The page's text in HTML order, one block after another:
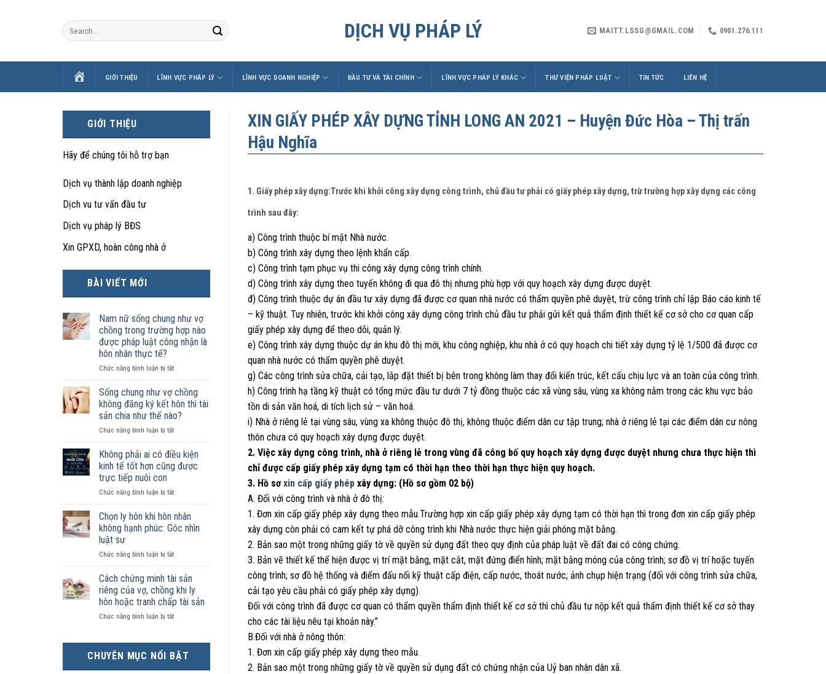
DỊCH VỤ PHÁP LÝ MAITT.LSSG@GMAIL.COM 0901.276.111
TRANGGIỚI THIỆU LĨNH VỰC PHÁP LÝ LĨNH VỰC DOANH NGHIỆP ĐẦU TƯ VÀ TÀI CHÍNH LĨNH VỰC PHÁP LÝ KHÁC THƯ VIỆN PHÁP LUẬT TIN TỨC LIÊN HỆ
GIỚI THIỆU
Hãy để chúng tôi hỗ trợ bạn
Dịch vụ thành lập doanh nghiệp
Dịch vu tư vấn đầu tư
Dịch vụ pháp lý BĐS
Xin GPXD, hoàn công nhà ở
BÀI VIẾT MỚI
Nam nữ sống chung như vợ
chồng trong trường hợp nào
được pháp luật công nhận là
hôn nhân thực tế?
Chức năng bình luận bị tắtở
nữ
sống
chung
như
vợ
trong
trường
hợp
được
luật
công
hôn
thực
tế?
Sống chung như vợ chồng
không đăng ký kết hôn thì tài
sản chia như thế nào?
Chức năng bình luận bị tắtở
chung
như
vợ
không
ký
kết
hôn
tài
chia
như
nào?
Không phải ai có điều kiện
kinh tế tốt hơn cũng được
trực tiếp nuôi con
Chức năng bình luận bị tắtở
phải
ai
có
kiện
tế
tốt
hơn
cũng
được
con
Chọn ly hôn khi hôn nhân
không hạnh phúc: Góc nhìn
luật sư
Chức năng bình luận bị tắtở
ly
hôn
khi
hôn
nhân
Góc
nhìn
Cách chứng minh tài sản
riêng của vợ, chồng khi ly
hôn hoặc tranh chấp tài sản
Chức năng bình luận bị tắtở
tài
CHUYÊN MỤC NỔI BẬT
XIN GIẤY PHÉP XÂY DỰNG TỈNH LONG AN 2021 – Huyện Đức Hòa – Thị trấn
Hậu Nghĩa
1. Giấy phép xây dựng:Trước khi khởi công xây dựng công trình, chủ đầu tư phải có giấy phép xây dựng, trừ trường hợp xây dựng các công
trình sau đây:
a) Công trình thuộc bí mật Nhà nước.
b) Công trình xây dựng theo lệnh khẩn cấp.
c) Công trình tạm phục vụ thi công xây dựng công trình chính.
d) Công trình xây dựng theo tuyến không đi qua đô thị nhưng phù hợp với quy hoạch xây dựng được duyệt.
đ) Công trình thuộc dự án đầu tư xây dựng đã được cơ quan nhà nước có thẩm quyền phê duyệt, trừ công trình chỉ lập Báo cáo kinh tế
– kỹ thuật. Tuy nhiên, trước khi khởi công xây dựng công trình chủ đầu tư phải gửi kết quả thẩm định thiết kế cơ sở cho cơ quan cấp
giấy phép xây dựng để theo dõi, quản lý.
e) Công trình xây dựng thuộc dự án khu đô thị mới, khu công nghiệp, khu nhà ở có quy hoạch chi tiết xây dựng tỷ lệ 1/500 đã được cơ
quan nhà nước có thẩm quyền phê duyệt.
g) Các công trình sửa chữa, cải tạo, lắp đặt thiết bị bên trong không làm thay đổi kiến trúc, kết cấu chịu lực và an toàn của công trình.
h) Công trình hạ tầng kỹ thuật có tổng mức đầu tư dưới 7 tỷ đồng thuộc các xã vùng sâu, vùng xa không nằm trong các khu vực bảo
tồn di sản văn hoá, di tích lịch sử – văn hoá.
i) Nhà ở riêng lẻ tại vùng sâu, vùng xa không thuộc đô thị, không thuộc điểm dân cư tập trung; nhà ở riêng lẻ tại các điểm dân cư nông
thôn chưa có quy hoạch xây dựng được duyệt.
2. Việc xây dựng công trình, nhà ở riêng lẻ trong vùng đã công bố quy hoạch xây dựng được duyệt nhưng chưa thực hiện thì
chỉ được cấp giấy phép xây dựng tạm có thời hạn theo thời hạn thực hiện quy hoạch.
3. Hồ sơ xin cấp giấy phép xây dựng: (Hồ sơ gồm 02 bộ)
A. Đối với công trình và nhà ở đô thị:
1. Đơn xin cấp giấy phép xây dựng theo mẫu.Trường hợp xin cấp giấy phép xây dựng tạm có thời hạn thì trong đơn xin cấp giấy phép
xây dựng còn phải có cam kết tự phá dỡ công trình khi Nhà nước thực hiện giải phóng mặt bằng.
2. Bản sao một trong những giấy tờ về quyền sử dụng đất theo quy định của pháp luật về đất đai có công chứng.
3. Bản vẽ thiết kế thể hiện được vị trí mặt bằng, mặt cắt, mặt đứng điển hình; mặt bằng móng của công trình; sơ đồ vị trí hoặc tuyến
công trình; sơ đồ hệ thống và điểm đấu nối kỹ thuật cấp điện, cấp nước, thoát nước; ảnh chụp hiện trạng (đối với công trình sửa chữa,
cải tạo yêu cầu phải có giấy phép xây dựng).
Đối với công trình đã được cơ quan có thẩm quyền thẩm định thiết kế cơ sở thì chủ đầu tư nộp kết quả thẩm định thiết kế cơ sở thay
cho các tài liệu nêu tại khoản này.”
B.Đối với nhà ở nông thôn:
1. Đơn xin cấp giấy phép xây dựng theo mẫu.
2. Bản sao một trong những giấy tờ về quyền sử dụng đất có chứng nhận của Uỷ ban nhân dân xã.